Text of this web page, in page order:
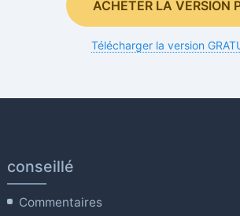
ACHETER LA VERSION
Télécharger la version
conseillé
Commentaires